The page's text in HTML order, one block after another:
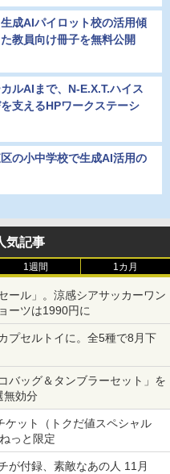
成AIパイロット校の活用傾
教員向け冊子を無料公開
ルAIまで、N-E.X.T.ハイス
支えるHPワークステーシ
の小中学校で生成AI活用の
気記事
1週間 1カ月
ール」。涼感シアサッカーワン
ーツは1990円に
プセルトイに。全5種で8月下
バッグ＆タンブラーセット」を
無効分
ケット（トクだ値スペシャル
っと限定
が付録、素敵なあの人 11月